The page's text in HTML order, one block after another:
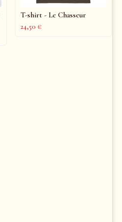
T-shirt - Le Chasseur
24,50 €